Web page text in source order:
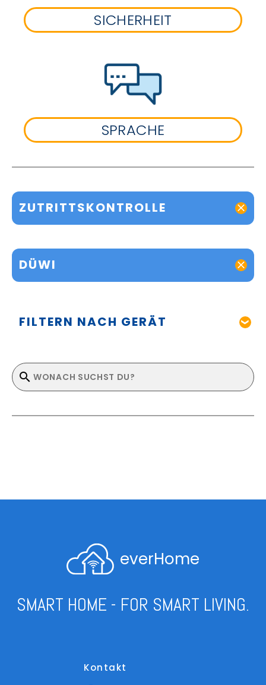
SICHERHEIT
SPRACHE
ZUTRITTSKONTROLLE
DÜWI
FILTERN NACH GERÄT
everHome
SMART HOME - FOR SMART LIVING.
Kontakt